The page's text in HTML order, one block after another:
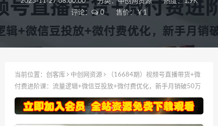
评论：
0 售价：￥1
当前位置： 创客库 中创网资源
（16684期）视频号直播带货+微
付费进阶课：流量逻辑+微信豆投放+微付费优化，新手月销破50万